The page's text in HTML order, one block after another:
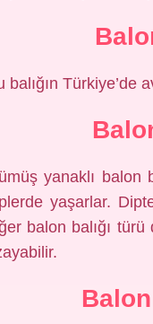
balığın Türkiye’de
yanaklı balon
yaşarlar.
balon balığı türü